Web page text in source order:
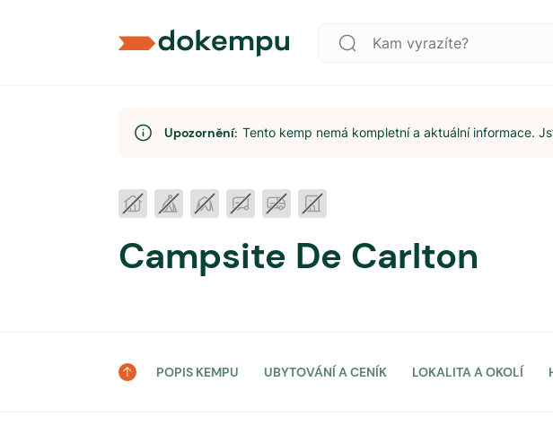
Upozornění: Tento kemp nemá kompletní a aktuální informace.
Campsite De Carlton
POPIS KEMPU UBYTOVÁNÍ A CENÍK LOKALITA A OKOLÍ